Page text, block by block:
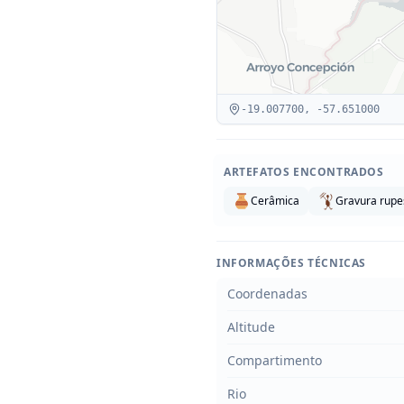
-19.007700, -57.651000
ARTEFATOS ENCONTRADOS
Cerâmica
Gravura
INFORMAÇÕES TÉCNICAS
Coordenadas
Altitude
Compartimento
Rio